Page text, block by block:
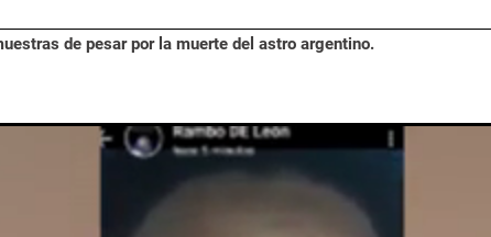
de pesar por la muerte del astro argentino.